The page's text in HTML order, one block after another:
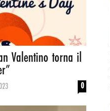
Valentino torna il
0